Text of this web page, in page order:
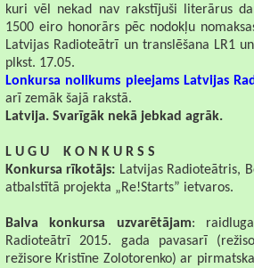
kuri vēl nekad nav rakstījuši literārus
1500 eiro honorārs pēc nodokļu
Latvijas Radioteātrī un translēšana LR1
plkst. 17.05.
Lonkursa nolikums pieejams Latvijas
arī zemāk šajā rakstā.
Latvija. Svarīgāk nekā jebkad agrāk.
L U G U
K O N K U R S S
Konkursa rīkotājs: Latvijas Radioteātris,
atbalstītā projekta „Re!Starts” ietvaros.
Balva konkursa uzvarētājam:
Radioteātrī 2015. gada pavasarī
režisore Kristīne Zolotorenko) ar